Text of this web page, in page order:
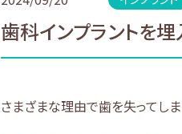
歯科インプラントを埋
さまざまな理由で歯を失ってしま